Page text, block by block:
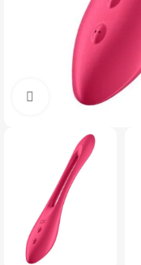
Click to enlarge